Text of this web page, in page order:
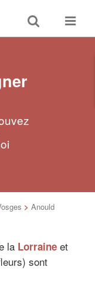
Toggle
search
Toggle
> Anould
la Lorraine et
sont